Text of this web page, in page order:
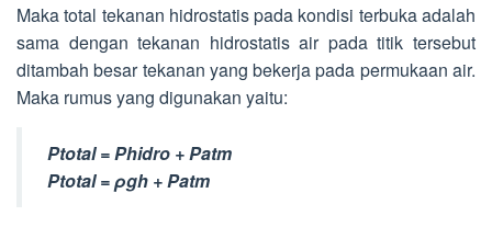
Maka total tekanan hidrostatis pada kondisi terbuka adalah
sama dengan tekanan hidrostatis air pada titik tersebut
ditambah besar tekanan yang bekerja pada permukaan air.
Maka rumus yang digunakan yaitu:
Ptotal = Phidro + Patm
Ptotal = ρgh + Patm